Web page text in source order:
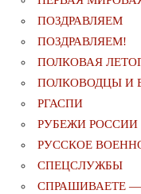
ПОЗДРАВЛЯЕМ
ПОЗДРАВЛЯЕМ!
ПОЛКОВАЯ
ПОЛКОВОДЦЫ И
РГАСПИ
РУБЕЖИ РОССИИ
РУССКОЕ
СПЕЦСЛУЖБЫ
СПРАШИВАЕТЕ